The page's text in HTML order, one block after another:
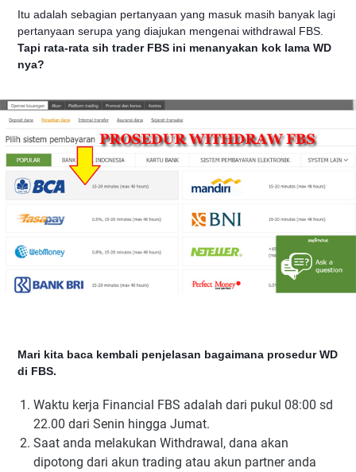
Itu adalah sebagian pertanyaan yang masuk masih banyak lagi
pertanyaan serupa yang diajukan mengenai withdrawal FBS.
Tapi rata-rata sih trader FBS ini menanyakan kok lama WD
nya?
Mari kita baca kembali penjelasan bagaimana prosedur WD
di FBS.
Waktu kerja Financial FBS adalah dari pukul 08:00 sd
22.00 dari Senin hingga Jumat.
Saat anda melakukan Withdrawal, dana akan
dipotong dari akun trading atau akun partner anda